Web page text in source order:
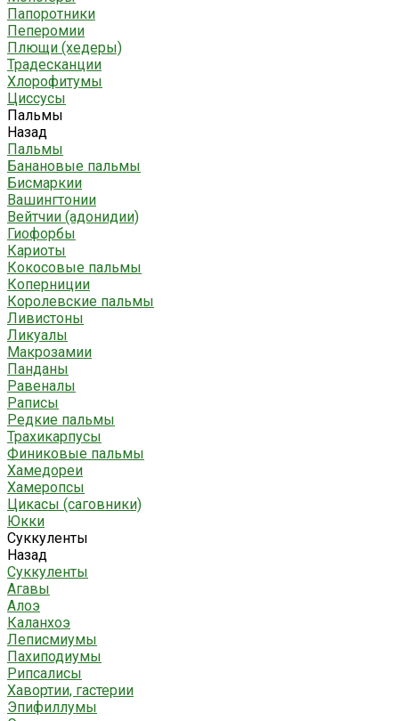
Папоротники
Пеперомии
Плющи (хедеры)
Традесканции
Хлорофитумы
Циссусы
Пальмы
Назад
Пальмы
Банановые пальмы
Бисмаркии
Вашингтонии
Вейтчии (адонидии)
Гиофорбы
Кариоты
Кокосовые пальмы
Коперниции
Королевские пальмы
Ливистоны
Ликуалы
Макрозамии
Панданы
Равеналы
Раписы
Редкие пальмы
Трахикарпусы
Финиковые пальмы
Хамедореи
Хамеропсы
Цикасы (саговники)
Юкки
Суккуленты
Назад
Суккуленты
Агавы
Алоэ
Каланхоэ
Леписмиумы
Пахиподиумы
Рипсалисы
Хавортии, гастерии
Эпифиллумы